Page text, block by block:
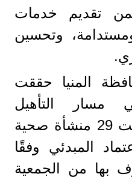
تقديم خدمات
وتحسين
المنيا حققت
مسار التأهيل
والاعتماد، حيث حصلت 29 منشأة صحية
المبدئي وفقًا
بها من الجمعية